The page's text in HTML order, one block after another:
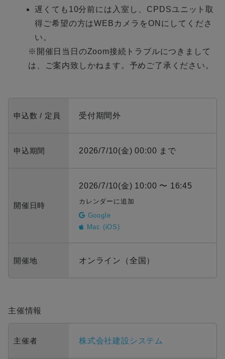
遅くても10分前には 入室 し、CPDSユニット取
得ご希望の方はWEBカメラをONにしてくださ
い。
※開催日当日のZoom接続トラブルにつきまして
は、ご案内致しかねます。予めご了承ください。
申込数 / 定員 受付期間外
申込期間 2026/7/10(金) 00:00 まで
開催日時
2026/7/10(金) 10:00 〜 16:45
カレンダーに追加
Google
Mac (iOS)
開催地 オンライン（全国）
主催情報
主催者 株式会社建設システム